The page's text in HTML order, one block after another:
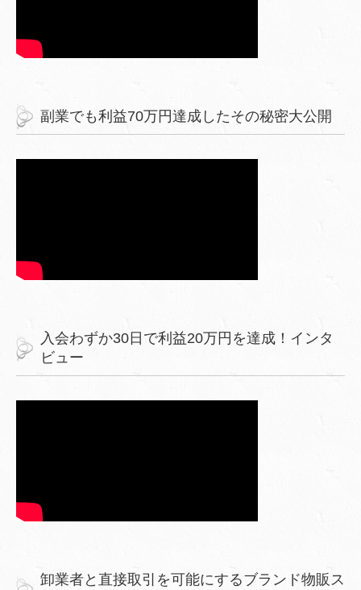
副業でも利益70万円達成したその秘密大公開
入会わずか30日で利益20万円を達成！インタ
ビュー
卸業者と直接取引を可能にするブランド物販ス